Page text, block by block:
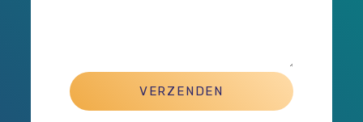
VERZENDEN